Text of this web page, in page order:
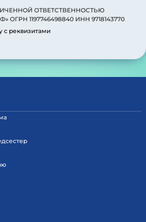
ОТВЕТСТВЕННОСТЬЮ
1197746498840 ИНН 9718143770
с реквизитами